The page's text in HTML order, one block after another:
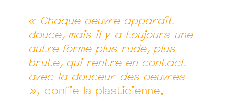
« Chaque oeuvre apparaît
douce, mais il y a toujours une
autre forme plus rude,plus
brute, qui rentre en contact
avec la douceur des oeuvres
», confie la plasticienne.